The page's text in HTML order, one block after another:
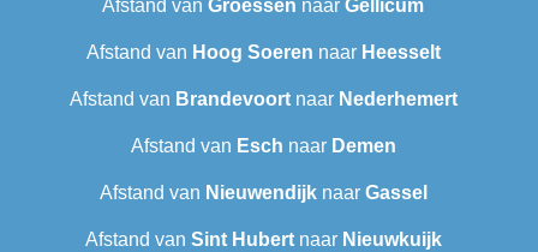
Afstand van Groessen naar Gellicum
Afstand van Hoog Soeren naar Heesselt
Afstand van Brandevoortnaar Nederhemert
Afstand van Esch naar Demen
Afstand van Nieuwendijknaar Gassel
Afstand van Sint Hubertnaar Nieuwkuijk